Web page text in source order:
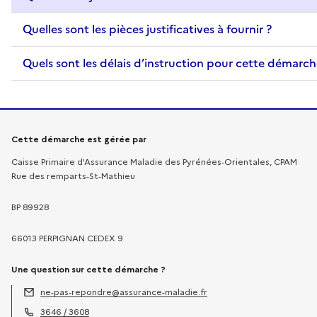
Quelles sont les pièces justificatives à fournir ?
Quels sont les délais d’instruction pour cette
Informations sur la démarche
Cette démarche est gérée par
Caisse Primaire d'Assurance Maladie des Pyrénées-Orientales, CPAM
Rue des remparts-St-Mathieu
BP 89928
66013 PERPIGNAN CEDEX 9
Une question sur cette démarche ?
Adresse électronique :
ne-pas-repondre@assurance-maladie.fr
3646 / 3608